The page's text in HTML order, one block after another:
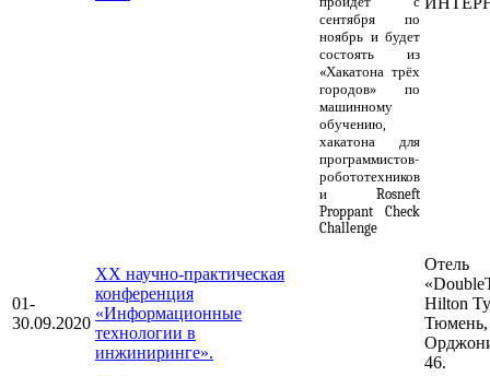
сентября по
ноябрь и будет
состоять из
«Хакатона трёх
городов» по
машинному
обучению,
хакатона для
программистов-
робототехников
и Rosneft
Proppant Check
Challenge
01-
30.09.2020
XX научно-практическая
конференция
«Информационные
технологии в
инжиниринге».
Отель
Hilton
Тюмень,
46.